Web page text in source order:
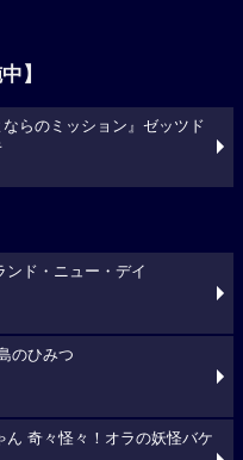
】
ならのミッション』ゼッツド
ド・ニュー・デイ
のひみつ
奇々怪々！オラの妖怪バケ